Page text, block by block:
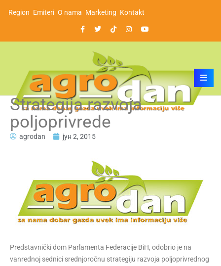
Region Emiteri O nama Marketing Kontakt
Strategija razvoja
poljoprivrede
agrodan јун 2, 2015
Predstavnički dom Parlamenta Federacije BiH, odobrio je na
vanrednoj sednici srednjoročnu strategiju razvoja poljoprivrednog